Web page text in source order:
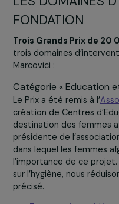
du Groupe RAJA et
TROIS GRANDS
LES DOMAINES
FONDATION
Trois Grands Prix de
trois domaines
Marcovici :
Catégorie «
Le Prix a été remis à l’
création de Centres